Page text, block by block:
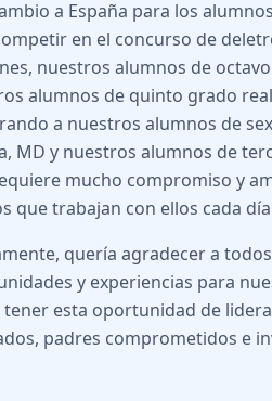
a España para los
en el concurso de
nuestros alumnos de
alumnos de quinto grado
a nuestros alumnos de
MD y nuestros alumnos de
mucho compromiso y
que trabajan con ellos cada
quería agradecer a
y experiencias para
tener esta oportunidad de
padres comprometidos e